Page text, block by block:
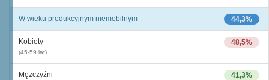
44,3%
W wieku produkcyjnym niemobilnym
48,5%
Kobiety
(45-59 lat)
41,3%
Mężczyźni